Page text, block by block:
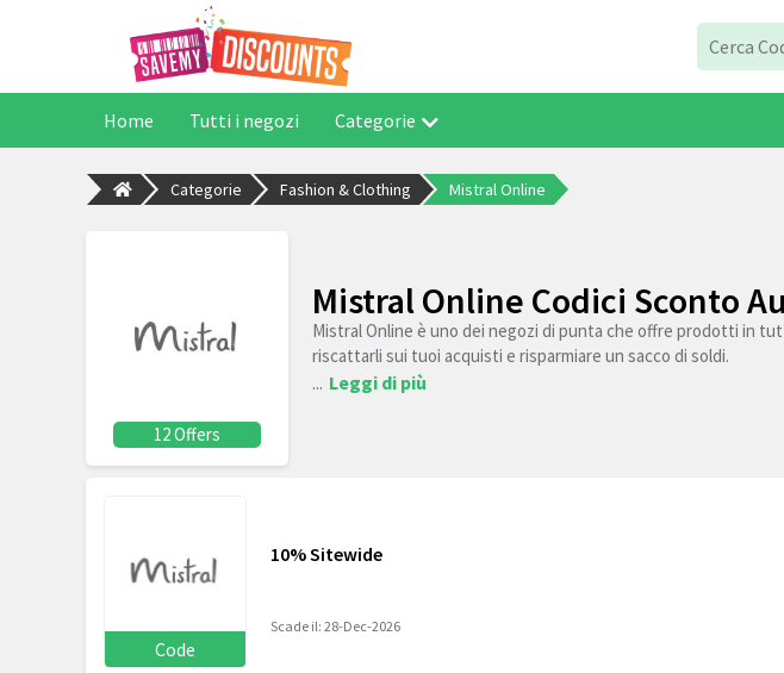
Home Tutti i negozi Categorie
Categorie Fashion & Clothing Mistral Online
12 Offers
Mistral Online Codici Sconto
Mistral Online è uno dei negozi di punta che offre prodotti in
riscattarli sui tuoi acquisti e risparmiare un sacco di soldi.
... Leggi di più
Code
10% Sitewide
Scade il: 28-Dec-2026